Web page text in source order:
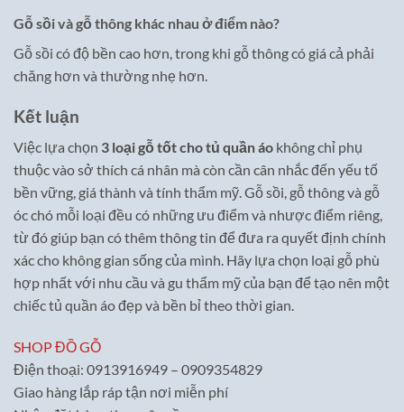
Gỗ sồi và gỗ thông khác nhau ở điểm nào?
Gỗ sồi có độ bền cao hơn, trong khi gỗ thông có giá cả phải
chăng hơn và thường nhẹ hơn.
Kết luận
Việc lựa chọn 3 loại gỗ tốt cho tủ quần áo không chỉ phụ
thuộc vào sở thích cá nhân mà còn cần cân nhắc đến yếu tố
bền vững, giá thành và tính thẩm mỹ. Gỗ sồi, gỗ thông và gỗ
óc chó mỗi loại đều có những ưu điểm và nhược điểm riêng,
từ đó giúp bạn có thêm thông tin để đưa ra quyết định chính
xác cho không gian sống của mình. Hãy lựa chọn loại gỗ phù
hợp nhất với nhu cầu và gu thẩm mỹ của bạn để tạo nên một
chiếc tủ quần áo đẹp và bền bỉ theo thời gian.
SHOP ĐỒ GỖ
Điện thoại: 0913916949 – 0909354829
Giao hàng lắp ráp tận nơi miễn phí